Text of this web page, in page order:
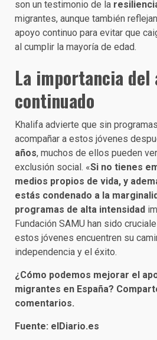
son un testimonio de la
migrantes, aunque también
apoyo continuo para evitar que
al cumplir la mayoría de edad.
La importancia del
continuado
Khalifa advierte que sin
acompañar a estos jóvenes
años, muchos de ellos pueden
exclusión social. «Si no tienes
medios propios de vida, y
estás condenado a la
programas de alta intensidad
Fundación SAMU han sido
estos jóvenes encuentren su
independencia y el éxito.
¿Cómo podemos mejorar el
migrantes en España?
comentarios.
Fuente: elDiario.es